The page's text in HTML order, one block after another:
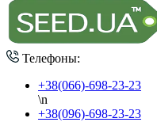
Телефоны:
+38(066)-698-23-23
\n
+38(096)-698-23-23